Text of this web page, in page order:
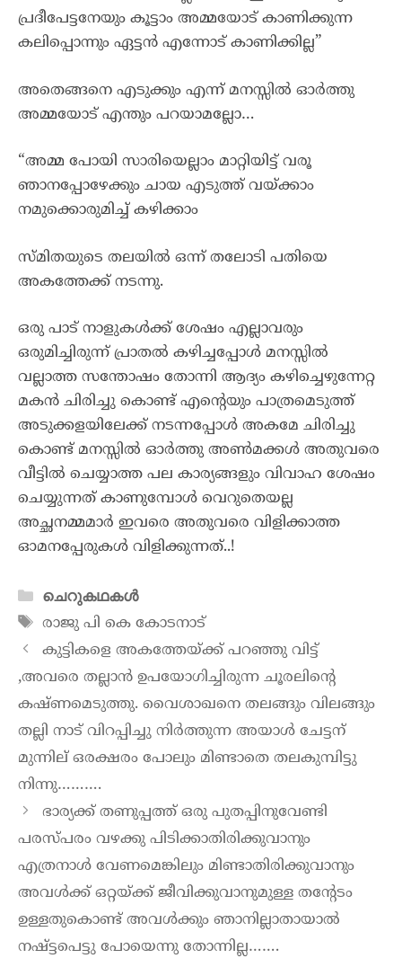
പ്രദീപേട്ടനേയും കൂട്ടാം അമ്മയോട് കാണിക്കുന്ന
കലിപ്പൊന്നും ഏട്ടൻ എന്നോട് കാണിക്കില്ല”
അതെങ്ങനെ എടുക്കും എന്ന് മനസ്സിൽ ഓർത്തു
അമ്മയോട് എന്തും പറയാമല്ലോ…
“അമ്മ പോയി സാരിയെല്ലാം മാറ്റിയിട്ട് വരൂ
ഞാനപ്പോഴേക്കും ചായ എടുത്ത് വയ്ക്കാം
നമുക്കൊരുമിച്ച് കഴിക്കാം
സ്മിതയുടെ തലയിൽ ഒന്ന് തലോടി പതിയെ
അകത്തേക്ക് നടന്നു.
ഒരു പാട് നാളുകൾക്ക് ശേഷം എല്ലാവരും
ഒരുമിച്ചിരുന്ന് പ്രാതൽ കഴിച്ചപ്പോൾ മനസ്സിൽ
വല്ലാത്ത സന്തോഷം തോന്നി ആദ്യം കഴിച്ചെഴുന്നേറ്റ
മകൻ ചിരിച്ചു കൊണ്ട് എന്റെയും പാത്രമെടുത്ത്
അടുക്കളയിലേക്ക് നടന്നപ്പോൾ അകമേ ചിരിച്ചു
കൊണ്ട് മനസ്സിൽ ഓർത്തു അൺമക്കൾ അതുവരെ
വീട്ടിൽ ചെയ്യാത്ത പല കാര്യങ്ങളും വിവാഹ ശേഷം
ചെയ്യുന്നത് കാണുമ്പോൾ വെറുതെയല്ല
അച്ഛനമ്മമാർ ഇവരെ അതുവരെ വിളിക്കാത്ത
ഓമനപ്പേരുകൾ വിളിക്കുന്നത്..!
ചെറുകഥകൾ
രാജു പി കെ കോടനാട്
കുട്ടികളെ അകത്തേയ്ക്ക് പറഞ്ഞു വിട്ട്
,അവരെ തല്ലാൻ ഉപയോഗിച്ചിരുന്ന ചൂരലിന്റെ
കഷ്ണമെടുത്തു. വൈശാഖനെ തലങ്ങും വിലങ്ങും
തല്ലി നാട് വിറപ്പിച്ചു നിർത്തുന്ന അയാൾ ചേട്ടന്
മുന്നില് ഒരക്ഷരം പോലും മിണ്ടാതെ തലകുമ്പിട്ടു
നിന്നു……….
ഭാര്യക്ക് തണുപ്പത്ത് ഒരു പുതപ്പിനുവേണ്ടി
പരസ്പരം വഴക്കു പിടിക്കാതിരിക്കുവാനും
എത്രനാൾ വേണമെങ്കിലും മിണ്ടാതിരിക്കുവാനും
അവൾക്ക് ഒറ്റയ്ക്ക് ജീവിക്കുവാനുമുള്ള തന്റേടം
ഉള്ളതുകൊണ്ട് അവൾക്കും ഞാനില്ലാതായാൽ
നഷ്ട്ടപെട്ടു പോയെന്നു തോന്നില്ല…….